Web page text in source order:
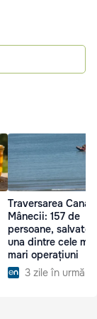
Traversarea
Mânecii: 157 de
persoane, salvate
una dintre cele mai
mari operațiuni
3 zile în urmă